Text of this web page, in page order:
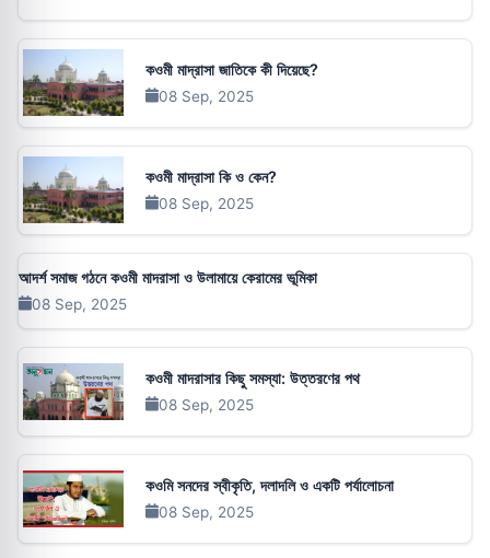
কওমী মাদ্রাসা জাতিকে কী দিয়েছে?
08 Sep, 2025
কওমী মাদ্রাসা কি ও কেন?
08 Sep, 2025
আদর্শ সমাজ গঠনে কওমী মাদরাসা ও উলামায়ে কেরামের ভূমিকা
08 Sep, 2025
কওমী মাদরাসার কিছু সমস্যা: উত্তরণের পথ
08 Sep, 2025
কওমি সনদের স্বীকৃতি, দলাদলি ও একটি পর্যালোচনা
08 Sep, 2025